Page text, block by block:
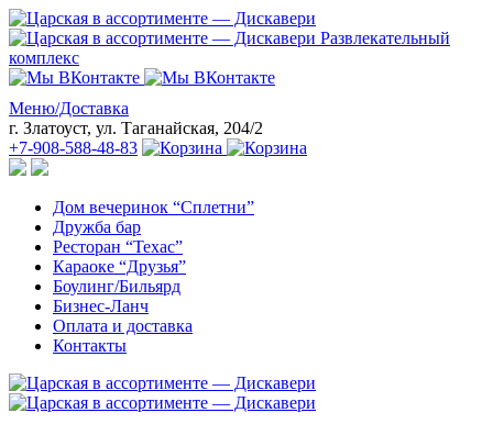
Развлекательный
комплекс
Меню/Доставка
г. Златоуст, ул. Таганайская, 204/2
+7-908-588-48-83
Дом вечеринок “Сплетни”
Дружба бар
Ресторан “Техас”
Караоке “Друзья”
Боулинг/Бильярд
Бизнес-Ланч
Оплата и доставка
Контакты